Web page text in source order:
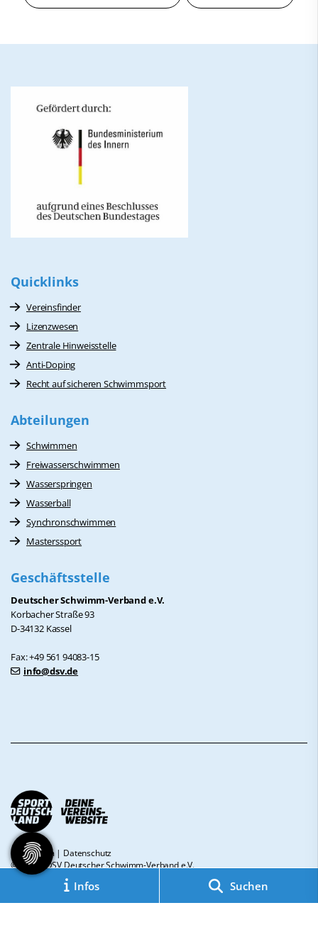
Infos Suchen
Quicklinks
Vereinsfinder
Lizenzwesen
Zentrale Hinweisstelle
Anti-Doping
Recht auf sicheren Schwimmsport
Abteilungen
Schwimmen
Freiwasserschwimmen
Wasserspringen
Wasserball
Synchronschwimmen
Masterssport
Geschäftsstelle
Deutscher Schwimm-Verband e.V.
Korbacher Straße 93
D-34132 Kassel
Fax: +49 561 94083-15
info@dsv.de
Impressum| Datenschutz
© 2026 - DSV Deutscher Schwimm-Verband e.V.
Diese Website ist gefördert durch das Projekt
„Sportdeutschland – Deine